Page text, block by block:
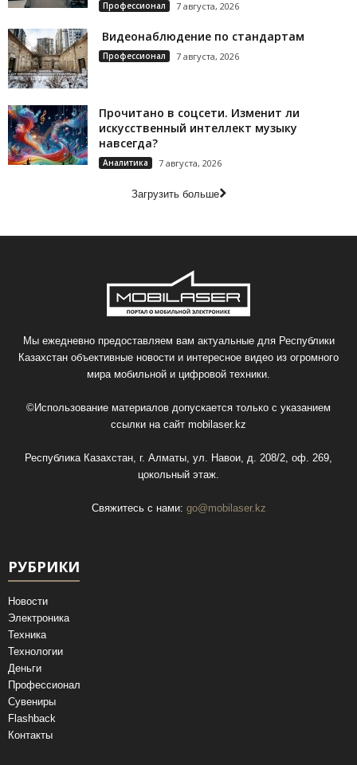
Профессионал 7 августа, 2026
Видеонаблюдение по стандартам
Профессионал 7 августа, 2026
Прочитано в соцсети. Изменит ли
искусственный интеллект музыку
навсегда?
Аналитика 7 августа, 2026
Загрузить больше
Мы ежедневно предоставляем вам актуальные для Республики
Казахстан объективные новости и интересное видео из огромного
мира мобильной и цифровой техники.
©Использование материалов допускается только с указанием
ссылки на сайт mobilaser.kz
Республика Казахстан, г. Алматы, ул. Навои, д. 208/2, оф. 269,
цокольный этаж.
Свяжитесь с нами: go@mobilaser.kz
РУБРИКИ
Новости
Электроника
Техника
Технологии
Деньги
Профессионал
Сувениры
Flashback
Контакты